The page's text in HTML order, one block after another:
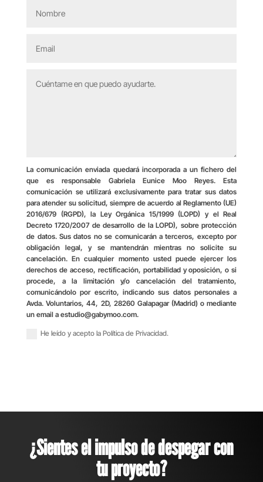
La comunicación enviada quedará incorporada a un fichero del
que es responsable Gabriela Eunice Moo Reyes. Esta
comunicación se utilizará exclusivamente para tratar sus datos
para atender su solicitud, siempre de acuerdo al Reglamento (UE)
2016/679 (RGPD), la Ley Orgánica 15/1999 (LOPD) y el Real
Decreto 1720/2007 de desarrollo de la LOPD), sobre protección
de datos. Sus datos no se comunicarán a terceros, excepto por
obligación legal, y se mantendrán mientras no solicite su
cancelación. En cualquier momento usted puede ejercer los
derechos de acceso, rectificación, portabilidad y oposición, o si
procede, a la limitación y/o cancelación del tratamiento,
comunicándolo por escrito, indicando sus datos personales a
Avda. Voluntarios, 44, 2D, 28260 Galapagar (Madrid) o mediante
un email a estudio@gabymoo.com.
He leído y acepto la Política de Privacidad.
¿Sientes el impulso de despegar con
tu proyecto?